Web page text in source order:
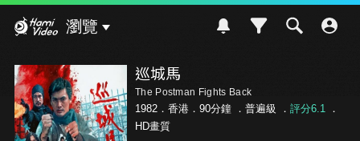
瀏覽
巡城馬
The Postman Fights Back
1982．香港．90分鐘 ． 普遍級 ． 評分6.1．
HD畫質